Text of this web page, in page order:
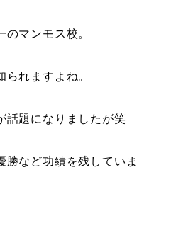
のマンモス校。
れますよね。
話題になりましたが笑
勝など功績を残していま